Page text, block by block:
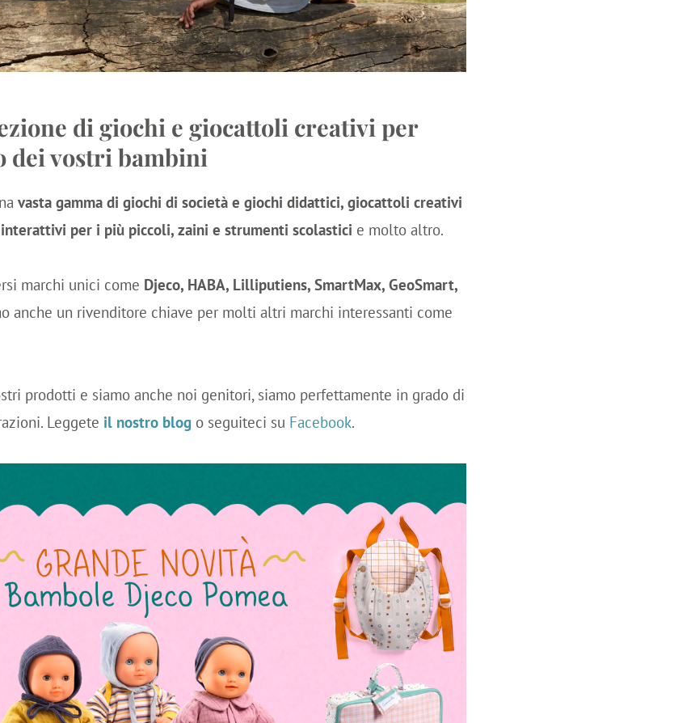
di giochi e giocattoli creativi per
dei vostri bambini
vasta gamma di giochi di società e giochi didattici, giocattoli creativi
per i più piccoli, zaini e strumenti scolastici e molto altro.
marchi unici come Djeco, HABA, Lilliputiens, SmartMax, GeoSmart,
anche un rivenditore chiave per molti altri marchi interessanti come
prodotti e siamo anche noi genitori, siamo perfettamente in grado di
Leggete il nostro blog o seguiteci su Facebook.